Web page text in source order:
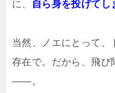
に、
自ら身を投げてし
当然、ノエにとって、
存在で。だから、飛び
――。